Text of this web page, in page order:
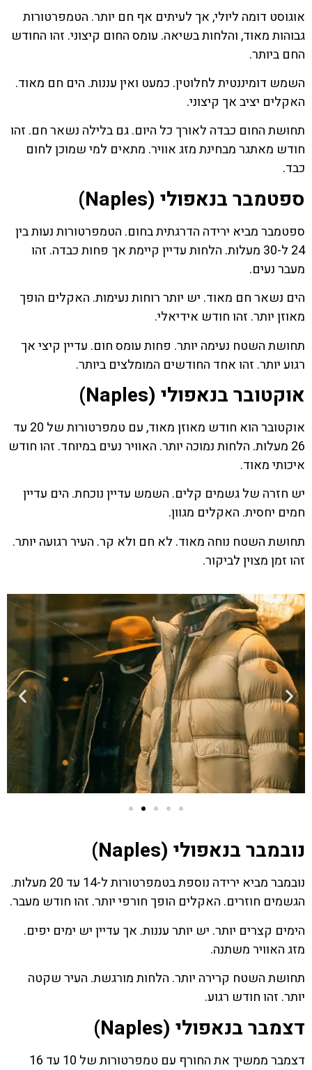
אוגוסט דומה ליולי, אך לעיתים אף חם יותר. הטמפרטורות
גבוהות מאוד, והלחות בשיאה. עומס החום קיצוני. זהו החודש
החם ביותר.
השמש דומיננטית לחלוטין. כמעט ואין עננות. הים חם מאוד.
האקלים יציב אך קיצוני.
תחושת החום כבדה לאורך כל היום. גם בלילה נשאר חם. זהו
חודש מאתגר מבחינת מזג אוויר. מתאים למי שמוכן לחום
כבד.
ספטמבר בנאפולי (Naples)
ספטמבר מביא ירידה הדרגתית בחום. הטמפרטורות נעות בין
24 ל-30 מעלות. הלחות עדיין קיימת אך פחות כבדה. זהו
מעבר נעים.
הים נשאר חם מאוד. יש יותר רוחות נעימות. האקלים הופך
מאוזן יותר. זהו חודש אידיאלי.
תחושת השטח נעימה יותר. פחות עומס חום. עדיין קיצי אך
רגוע יותר. זהו אחד החודשים המומלצים ביותר.
אוקטובר בנאפולי (Naples)
אוקטובר הוא חודש מאוזן מאוד, עם טמפרטורות של 20 עד
26 מעלות. הלחות נמוכה יותר. האוויר נעים במיוחד. זהו חודש
איכותי מאוד.
יש חזרה של גשמים קלים. השמש עדיין נוכחת. הים עדיין
חמים יחסית. האקלים מגוון.
תחושת השטח נוחה מאוד. לא חם ולא קר. העיר רגועה יותר.
זהו זמן מצוין לביקור.
נובמבר בנאפולי (Naples)
נובמבר מביא ירידה נוספת בטמפרטורות ל-14 עד 20 מעלות.
הגשמים חוזרים. האקלים הופך חורפי יותר. זהו חודש מעבר.
הימים קצרים יותר. יש יותר עננות. אך עדיין יש ימים יפים.
מזג האוויר משתנה.
תחושת השטח קרירה יותר. הלחות מורגשת. העיר שקטה
יותר. זהו חודש רגוע.
דצמבר בנאפולי (Naples)
דצמבר ממשיך את החורף עם טמפרטורות של 10 עד 16